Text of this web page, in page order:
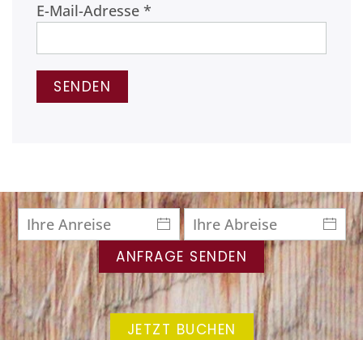
E-Mail-Adresse *
SENDEN
ANFRAGE SENDEN
JETZT BUCHEN